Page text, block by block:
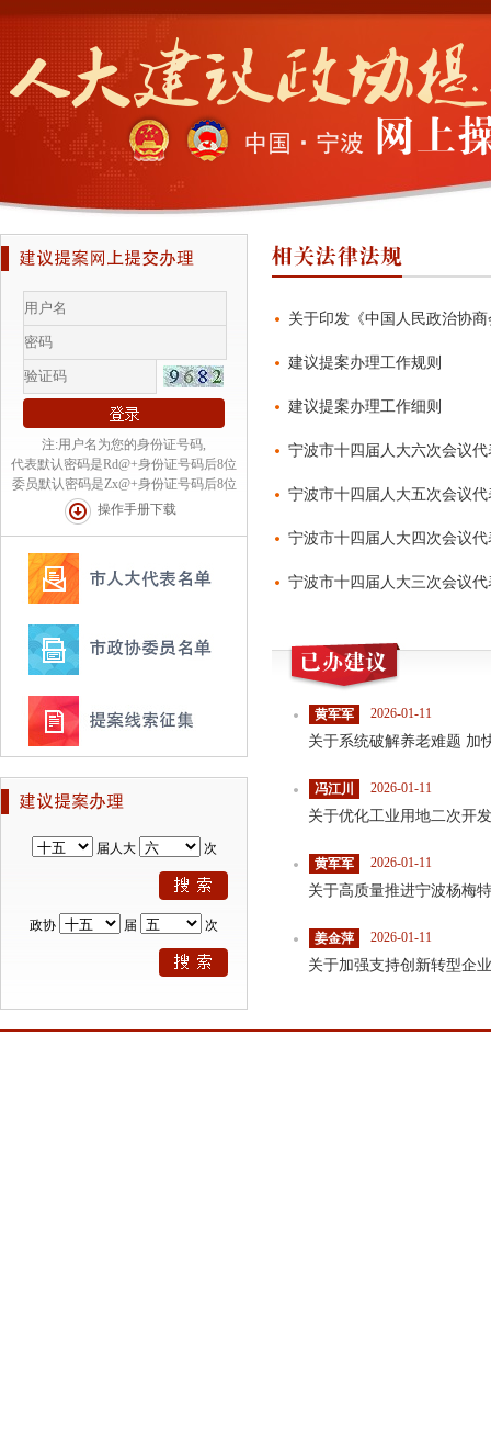
注:用户名为您的身份证号码,
代表默认密码是Rd@+身份证号码后8位
委员默认密码是Zx@+身份证号码后8位
操作手册下载
届人大 次
政协 届 次
关于印发《中国人民政治协
建议提案办理工作规则
建议提案办理工作细则
宁波市十四届人大六次会议
宁波市十四届人大五次会议
宁波市十四届人大四次会议
宁波市十四届人大三次会议
黄军军 2026-01-11
冯江川 2026-01-11
关于优化工业用地二次开
黄军军 2026-01-11
关于高质量推进宁波杨梅
姜金萍 2026-01-11